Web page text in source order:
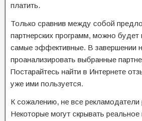
платить.
Только сравнив между собой
партнерских программ, можно будет
самые эффективные. В завершении
проанализировать выбранные
Постарайтесь найти в Интернете
уже ими пользуется.
К сожалению, не все рекламодатели
Некоторые могут скрывать реальное